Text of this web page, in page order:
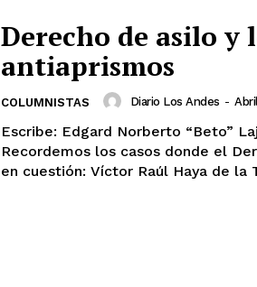
Derecho de asilo y
antiaprismos
COLUMNISTAS Diario Los Andes -
Escribe: Edgard Norberto “Beto”
Recordemos los casos donde el
en cuestión: Víctor Raúl Haya de la